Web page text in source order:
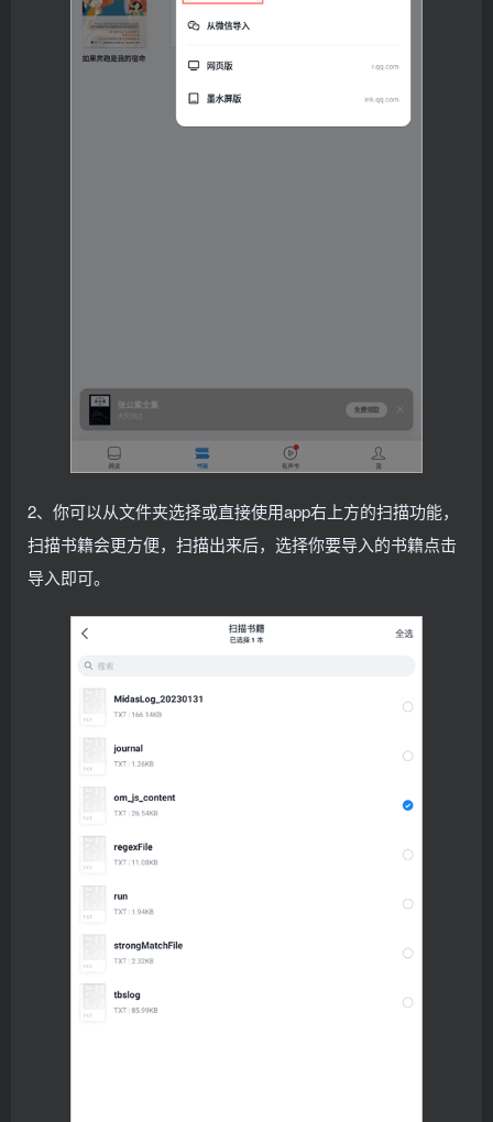
2、你可以从文件夹选择或直接使用app右上方的扫描功能，
扫描书籍会更方便，扫描出来后，选择你要导入的书籍点击
导入即可。